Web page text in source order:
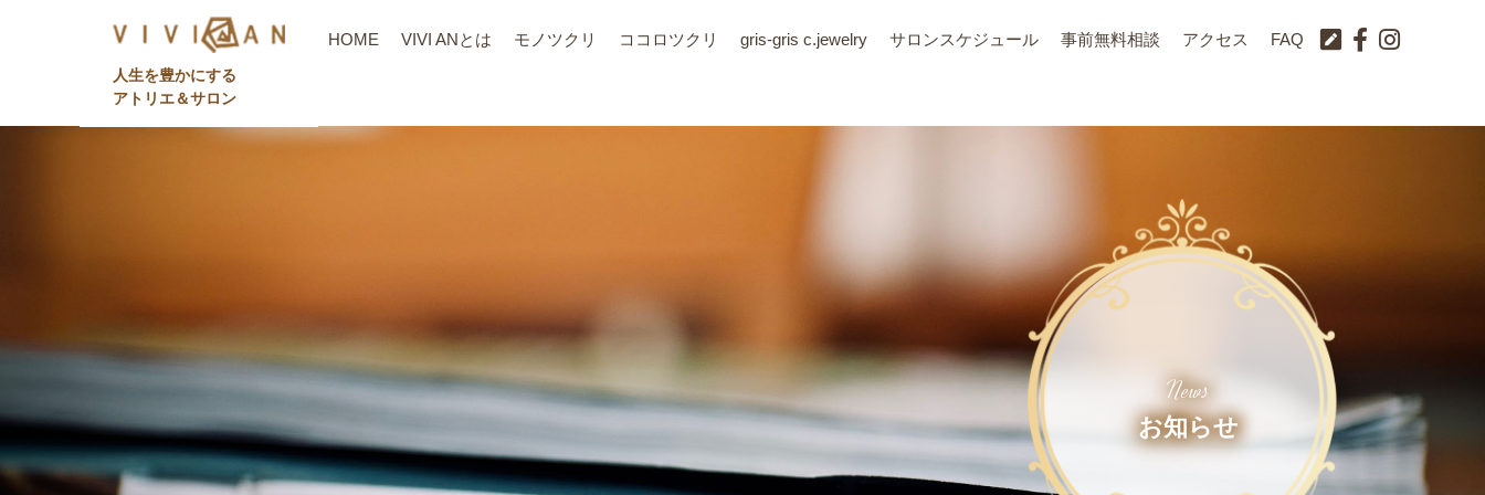
⼈⽣を豊かにする
アトリエ＆サロン
HOME VIVI ANとは モノツクリ ココロツクリ gris-gris c.jewelry サロンスケジュール 事前無料相談 アクセス FAQ
News
お知らせ